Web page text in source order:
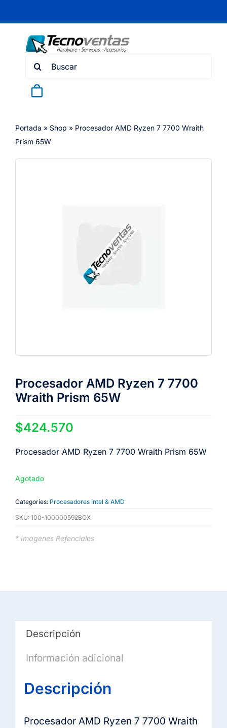
content
Search
Portada » Shop » Procesador AMD Ryzen 7 7700 Wraith
Prism 65W
Procesador AMD Ryzen 7 7700
Wraith Prism 65W
$424.570
Procesador AMD Ryzen 7 7700 Wraith Prism 65W
Agotado
Categories: Procesadores Intel & AMD
SKU: 100-100000592BOX
* Imagenes Refenciales
Descripción
Información adicional
Descripción
Procesador AMD Ryzen 7 7700 Wraith